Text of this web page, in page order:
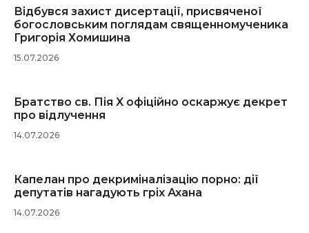
Відбувся захист дисертації, присвяченої
богословським поглядам священномученика
Григорія Хомишина
15.07.2026
Братство св. Пія X офіційно оскаржує декрет
про відлучення
14.07.2026
Капелан про декриміналізацію порно: дії
депутатів нагадують гріх Ахана
14.07.2026